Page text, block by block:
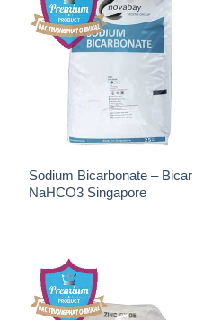
Sodium Bicarbonate – Bicar
NaHCO3 Singapore